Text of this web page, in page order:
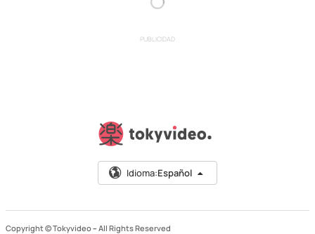
PUBLICIDAD
Idioma:Español
Copyright © Tokyvideo – All Rights Reserved